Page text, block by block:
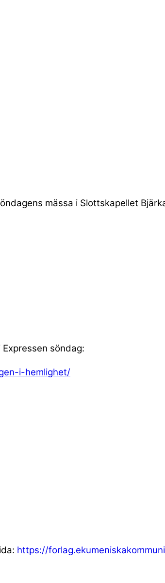
mässa i Slottskapellet
Expressen söndag:
i-hemlighet/
https://